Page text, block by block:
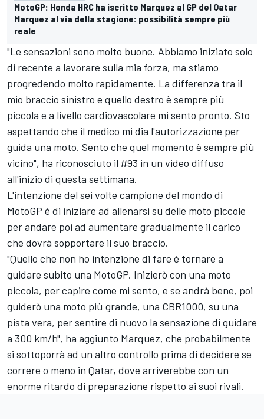
MotoGP: Honda HRC ha iscritto Marquez al GP del Qatar
Marquez al via della stagione: possibilità sempre più
reale
"Le sensazioni sono molto buone. Abbiamo iniziato solo
di recente a lavorare sulla mia forza, ma stiamo
progredendo molto rapidamente. La differenza tra il
mio braccio sinistro e quello destro è sempre più
piccola e a livello cardiovascolare mi sento pronto. Sto
aspettando che il medico mi dia l'autorizzazione per
guida una moto. Sento che quel momento è sempre più
vicino", ha riconosciuto il #93 in un video diffuso
all'inizio di questa settimana.
L'intenzione del sei volte campione del mondo di
MotoGP è di iniziare ad allenarsi su delle moto piccole
per andare poi ad aumentare gradualmente il carico
che dovrà sopportare il suo braccio.
"Quello che non ho intenzione di fare è tornare a
guidare subito una MotoGP. Inizierò con una moto
piccola, per capire come mi sento, e se andrà bene, poi
guiderò una moto più grande, una CBR1000, su una
pista vera, per sentire di nuovo la sensazione di guidare
a 300 km/h", ha aggiunto Marquez, che probabilmente
si sottoporrà ad un altro controllo prima di decidere se
correre o meno in Qatar, dove arriverebbe con un
enorme ritardo di preparazione rispetto ai suoi rivali.